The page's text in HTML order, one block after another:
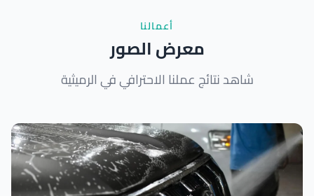
أعمالنا
معرض الصور
شاهد نتائج عملنا الاحترافي في الرميثية